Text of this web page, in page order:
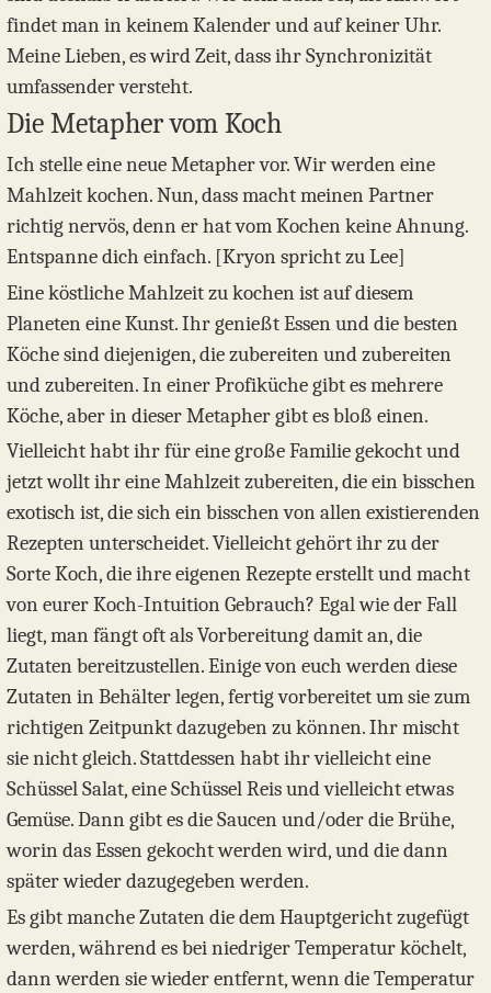
findet man in keinem Kalender und auf keiner Uhr.
Meine Lieben, es wird Zeit, dass ihr Synchronizität
umfassender versteht.
Die Metapher vom Koch
Ich stelle eine neue Metapher vor. Wir werden eine
Mahlzeit kochen. Nun, dass macht meinen Partner
richtig nervös, denn er hat vom Kochen keine Ahnung.
Entspanne dich einfach. [Kryon spricht zu Lee]
Eine köstliche Mahlzeit zu kochen ist auf diesem
Planeten eine Kunst. Ihr genießt Essen und die besten
Köche sind diejenigen, die zubereiten und zubereiten
und zubereiten. In einer Profiküche gibt es mehrere
Köche, aber in dieser Metapher gibt es bloß einen.
Vielleicht habt ihr für eine große Familie gekocht und
jetzt wollt ihr eine Mahlzeit zubereiten, die ein bisschen
exotisch ist, die sich ein bisschen von allen existierenden
Rezepten unterscheidet. Vielleicht gehört ihr zu der
Sorte Koch, die ihre eigenen Rezepte erstellt und macht
von eurer Koch-Intuition Gebrauch? Egal wie der Fall
liegt, man fängt oft als Vorbereitung damit an, die
Zutaten bereitzustellen. Einige von euch werden diese
Zutaten in Behälter legen, fertig vorbereitet um sie zum
richtigen Zeitpunkt dazugeben zu können. Ihr mischt
sie nicht gleich. Stattdessen habt ihr vielleicht eine
Schüssel Salat, eine Schüssel Reis und vielleicht etwas
Gemüse. Dann gibt es die Saucen und/oder die Brühe,
worin das Essen gekocht werden wird, und die dann
später wieder dazugegeben werden.
Es gibt manche Zutaten die dem Hauptgericht zugefügt
werden, während es bei niedriger Temperatur köchelt,
dann werden sie wieder entfernt, wenn die Temperatur